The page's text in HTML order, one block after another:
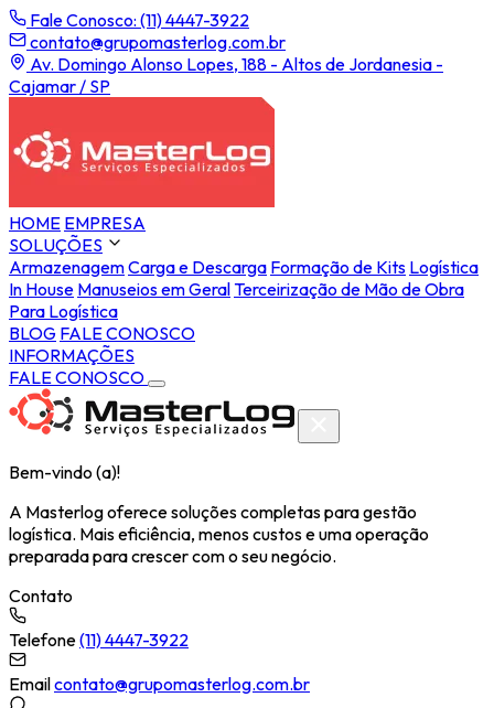
Fale Conosco: (11) 4447-3922
contato@grupomasterlog.com.br
Av. Domingo Alonso Lopes, 188 - Altos de Jordanesia -
Cajamar / SP
HOME EMPRESA
SOLUÇÕES
ArmazenagemCarga e Descarga Formação de Kits Logística
In House Manuseios em GeralTerceirização de Mão de Obra
Para Logística
BLOG FALE CONOSCO
INFORMAÇÕES
FALE CONOSCO
Bem-vindo (a)!
A Masterlog oferece soluções completas para gestão
logística. Mais eficiência, menos custos e uma operação
preparada para crescer com o seu negócio.
Contato
Telefone(11) 4447-3922
Emailcontato@grupomasterlog.com.br